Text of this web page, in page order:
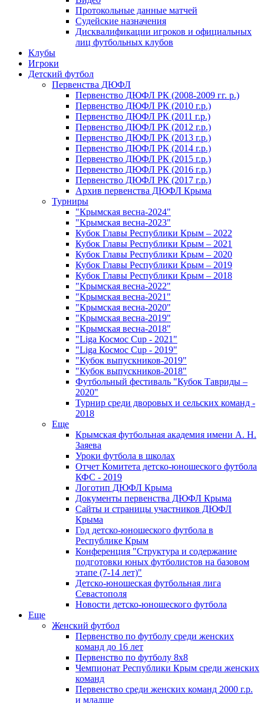
Протокольные данные матчей
Судейские назначения
Дисквалификации игроков и официальных
лиц футбольных клубов
Клубы
Игроки
Детский футбол
Первенства ДЮФЛ
Первенство ДЮФЛ РК (2008-2009 гг. р.)
Первенство ДЮФЛ РК (2010 г.р.)
Первенство ДЮФЛ РК (2011 г.р.)
Первенство ДЮФЛ РК (2012 г.р.)
Первенство ДЮФЛ РК (2013 г.р.)
Первенство ДЮФЛ РК (2014 г.р.)
Первенство ДЮФЛ РК (2015 г.р.)
Первенство ДЮФЛ РК (2016 г.р.)
Первенство ДЮФЛ РК (2017 г.р.)
Архив первенства ДЮФЛ Крыма
Турниры
"Крымская весна-2024"
"Крымская весна-2023"
Кубок Главы Республики Крым – 2022
Кубок Главы Республики Крым – 2021
Кубок Главы Республики Крым – 2020
Кубок Главы Республики Крым – 2019
Кубок Главы Республики Крым – 2018
"Крымская весна-2022"
"Крымская весна-2021"
"Крымская весна-2020"
"Крымская весна-2019"
"Крымская весна-2018"
"Liga Космос Cup - 2021"
"Liga Космос Cup - 2019"
"Кубок выпускников-2019"
"Кубок выпускников-2018"
Футбольный фестиваль "Кубок Тавриды –
2020"
Турнир среди дворовых и сельских команд -
2018
Еще
Крымская футбольная академия имени А. Н.
Заяева
Уроки футбола в школах
Отчет Комитета детско-юношеского футбола
КФС - 2019
Логотип ДЮФЛ Крыма
Документы первенства ДЮФЛ Крыма
Сайты и страницы участников ДЮФЛ
Крыма
Год детско-юношеского футбола в
Республике Крым
Конференция "Структура и содержание
подготовки юных футболистов на базовом
этапе (7-14 лет)"
Детско-юношеская футбольная лига
Севастополя
Новости детско-юношеского футбола
Еще
Женский футбол
Первенство по футболу среди женских
команд до 16 лет
Первенство по футболу 8х8
Чемпионат Республики Крым среди женских
команд
Первенство среди женских команд 2000 г.р.
и младше